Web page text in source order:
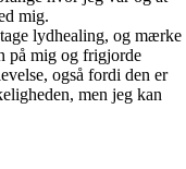
mig.
lydhealing, og mærke
på mig og frigjorde
også fordi den er
men jeg kan